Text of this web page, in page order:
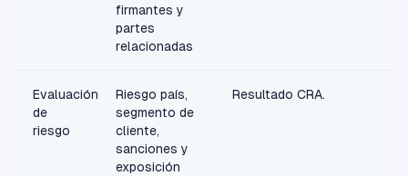
firmantes y
partes
relacionadas
Evaluación
de
riesgo
Riesgo país,
segmento de
cliente,
sanciones y
exposición
Resultado CRA.